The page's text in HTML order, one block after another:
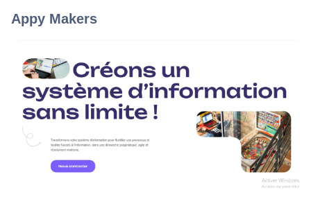
Appy Makers